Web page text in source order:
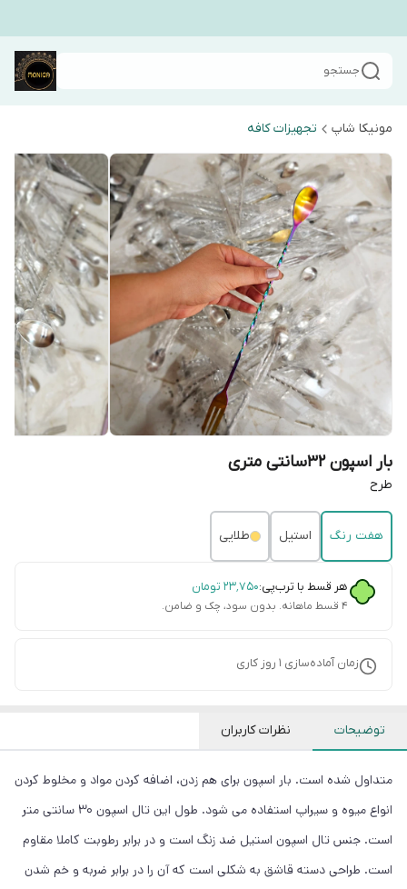
جستجو
مونیکا شاپ تجهیزات کافه
بار اسپون 32سانتی متری
طرح
هفت رنگ استیل طلایی
هر قسط با ترب‌پی:۲۳٬۷۵۰ تومان
۴ قسط ماهانه. بدون سود، چک و ضامن.
زمان آماده‌سازی 1 روز کاری
توضیحات نظرات کاربران
متداول شده است. بار اسپون برای هم زدن، اضافه کردن مواد و مخلوط کردن
انواع میوه و سیراپ استفاده می شود. طول این تال اسپون 30 سانتی متر
است. جنس تال اسپون استیل ضد زنگ است و در برابر رطوبت کاملا مقاوم
است. طراحی دسته قاشق به شکلی است که آن را در برابر ضربه و خم شدن